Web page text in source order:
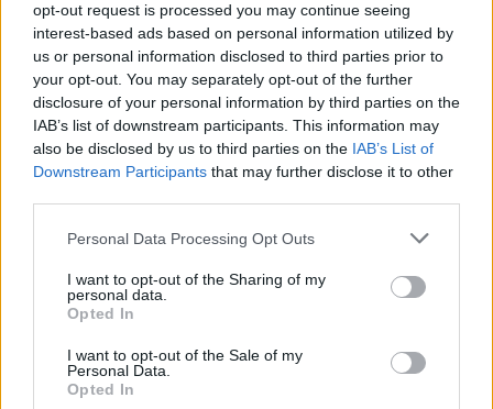
opt-out request is processed you may continue seeing
interest-based ads based on personal information utilized by
us or personal information disclosed to third parties prior to
your opt-out. You may separately opt-out of the further
disclosure of your personal information by third parties on the
IAB’s list of downstream participants. This information may
also be disclosed by us to third parties on the IAB’s List of
Downstream Participants that may further disclose it to other
Personal Data Processing Opt Outs
I want to opt-out of the Sharing of my
personal data.
Opted In
I want to opt-out of the Sale of my
Personal Data.
Opted In
τον γάμο της
ΧΤΕΣ
Η Jamie Lee Komoroski, με αλκοόλ
τριπλάσιο του νόμιμου ορίου, έπεσε
πάνω στο golf cart των νεόνυμφων στο
Folly Beach - τώρα νέο υλικό από το
αστυνομικό τμήμα αποκαλύπτει τη
συμπεριφορά της λίγο μετά τη μοιραία
σύγκρουση
Τροχαίο στις Σέρρες: «Έχασα τη
γυναίκα και το παιδί μου, τα
έχασα όλα» ‑ Ο πόνος του
πατέρα
σκοτώθηκαν σε μετωπική σύγκρουση με
φορτηγό στην επαρχιακή οδό Αμφίπολης